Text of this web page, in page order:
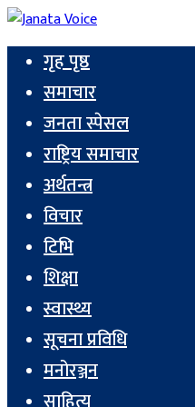
गृह पृष्ठ
समाचार
जनता स्पेसल
राष्ट्रिय समाचार
अर्थतन्त्र
विचार
टिभि
शिक्षा
स्वास्थ्य
सूचना प्रविधि
मनोरञ्जन